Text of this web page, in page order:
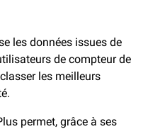
les données issues de
de compteur de
les meilleurs
permet, grâce à ses